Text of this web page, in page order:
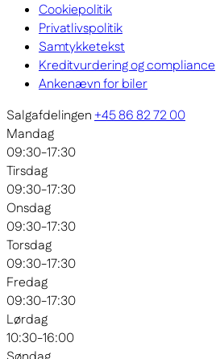
Cookiepolitik
Privatlivspolitik
Samtykketekst
Kreditvurdering og compliance
Ankenævn for biler
Salgafdelingen+45 86 82 72 00
Mandag
09:30-17:30
Tirsdag
09:30-17:30
Onsdag
09:30-17:30
Torsdag
09:30-17:30
Fredag
09:30-17:30
Lørdag
10:30-16:00